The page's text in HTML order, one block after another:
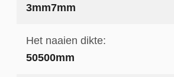
3mm7mm
Het naaien dikte:
50500mm